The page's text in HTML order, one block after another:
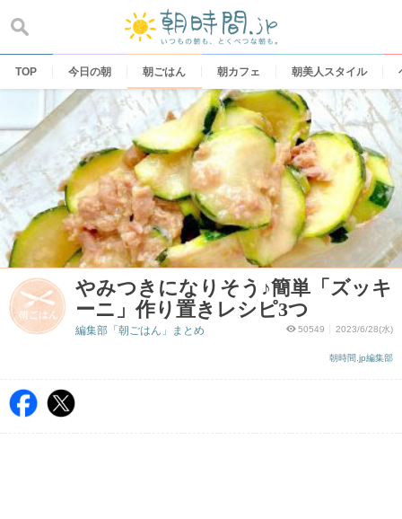
content
TOP 今日の朝 朝ごはん 朝カフェ 朝美人スタイル
やみつきになりそう♪簡単「ズッキ
ーニ」作り置きレシピ3つ
50549 2023/6/28(水)
朝時間.jp編集部
編集部「朝ごはん」まとめ